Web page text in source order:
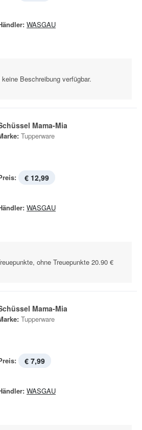
WASGAU
Beschreibung verfügbar.
Mama-Mia
Tupperware
€ 12,99
WASGAU
ohne Treuepunkte 20.90 €
Mama-Mia
Tupperware
€ 7,99
WASGAU